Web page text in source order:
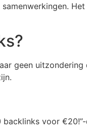
geen
voor